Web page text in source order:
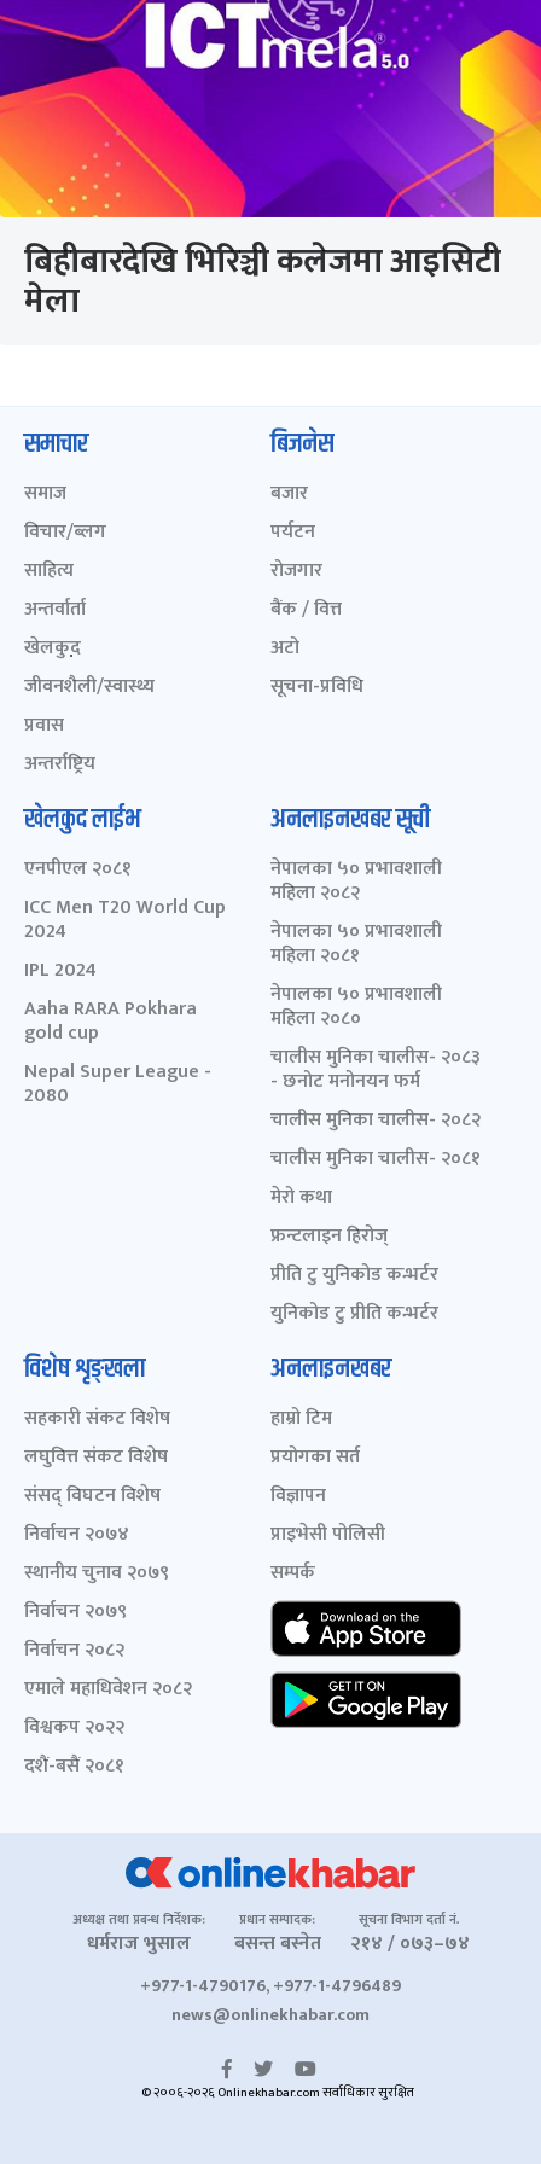
बिहीबारदेखि भिरिञ्ची कलेजमा आइसिटी
मेला
समाचार
समाज
विचार/ब्लग
साहित्य
अन्तर्वार्ता
खेलकुद़़
जीवनशैली/स्वास्थ्य
प्रवास
अन्तर्राष्ट्रिय
बिजनेस
बजार
पर्यटन
रोजगार
बैंक / वित्त
अटो
सूचना-प्रविधि
खेलकुद लाईभ
एनपीएल २०८१
ICC Men T20 World Cup
2024
IPL 2024
Aaha RARA Pokhara
gold cup
Nepal Super League -
2080
अनलाइनखबर सूची
नेपालका ५० प्रभावशाली
महिला २०८२
नेपालका ५० प्रभावशाली
महिला २०८१
नेपालका ५० प्रभावशाली
महिला २०८०
चालीस मुनिका चालीस- २०८३
- छनोट मनोनयन फर्म
चालीस मुनिका चालीस- २०८२
चालीस मुनिका चालीस- २०८१
मेरो कथा
फ्रन्टलाइन हिरोज्
प्रीति टु युनिकोड कन्भर्टर
युनिकोड टु प्रीति कन्भर्टर
विशेष शृङ्खला
सहकारी संकट विशेष
लघुवित्त संकट विशेष
संसद् विघटन विशेष
निर्वाचन २०७४
स्थानीय चुनाव २०७९
निर्वाचन २०७९
निर्वाचन २०८२
एमाले महाधिवेशन २०८२
विश्वकप २०२२
दशैं-बसैं २०८१
अनलाइनखबर
हाम्रो टिम
प्रयोगका सर्त
विज्ञापन
प्राइभेसी पोलिसी
सम्पर्क
अध्यक्ष तथा प्रबन्ध निर्देशक:
धर्मराज भुसाल
प्रधान सम्पादक:
बसन्त बस्नेत
सूचना विभाग दर्ता नं.
२१४ / ०७३–७४
+977-1-4790176, +977-1-4796489
news@onlinekhabar.com
© २००६-२०२६ Onlinekhabar.com सर्वाधिकार सुरक्षित